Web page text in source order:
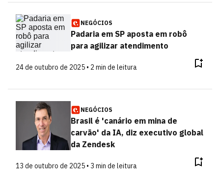
NEGÓCIOS
Padaria em SP aposta em robô
para agilizar atendimento
24 de outubro de 2025 • 2 min de leitura
NEGÓCIOS
Brasil é 'canário em mina de
carvão' da IA, diz executivo global
da Zendesk
13 de outubro de 2025 • 3 min de leitura